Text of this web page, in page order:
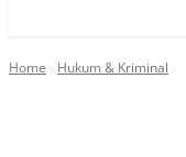
Home Hukum & Kriminal